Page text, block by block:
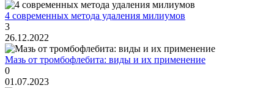
4 современных метода удаления милиумов
3
26.12.2022
Мазь от тромбофлебита: виды и их применение
0
01.07.2023